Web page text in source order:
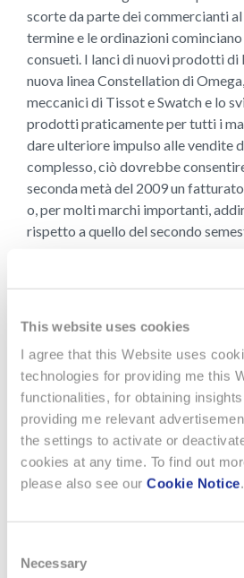
This website uses cookies
I agree that this Website uses
technologies for providing me this
functionalities, for obtaining
providing me relevant
the settings to activate or
cookies at any time. To find out
please also see our Cookie Notice.
Selection
Necessary
scorte da parte dei commercianti
termine e le ordinazioni
consueti. I lanci di nuovi prodotti di
nuova linea Constellation di
meccanici di Tissot e Swatch e lo
prodotti praticamente per tutti i
dare ulteriore impulso alle vendite
complesso, ciò dovrebbe
seconda metà del 2009 un
o, per molti marchi importanti,
rispetto a quello del secondo
riduzione dei costi senza
attività di marketing rimarranno
dell’anno scorso. I corsi dei cambi
stabili, con un lieve impatto
fine 2009. In virtù della robusta
del solido profilo di liquidità, il
posizionamento per cogliere le
presenteranno.
Scarica il PDF ( 1.20 MB)